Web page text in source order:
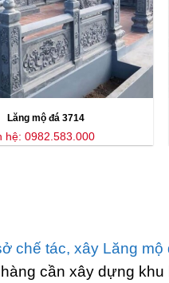
Lăng mộ đá 3714
hệ: 0982.583.000
chế tác, xây Lăng mộ
cần xây dựng khu